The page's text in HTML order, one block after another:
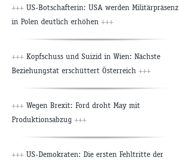
+++ US-Botschafterin: USA werden Militärpräsenz
in Polen deutlich erhöhen +++
+++ Kopfschuss und Suizid in Wien: Nächste
Beziehungstat erschüttert Österreich +++
+++ Wegen Brexit: Ford droht May mit
Produktionsabzug +++
+++ US-Demokraten: Die ersten Fehltritte der